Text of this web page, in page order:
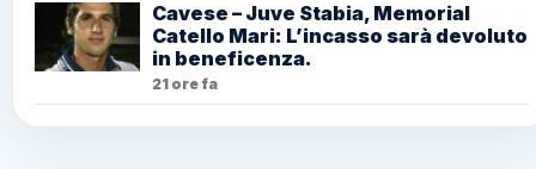
Cavese – Juve Stabia, Memorial
Catello Mari: L’incasso sarà devoluto
in beneficenza.
21 ore fa